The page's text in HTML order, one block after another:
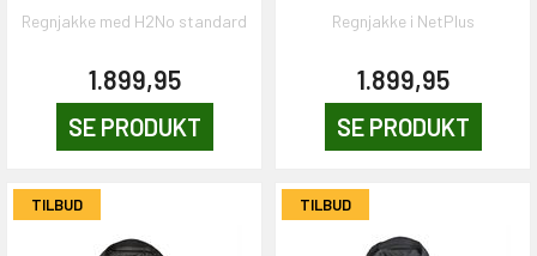
Regnjakke med H2No standard
1.899,95
SE PRODUKT
Regnjakke i NetPlus
1.899,95
SE PRODUKT
TILBUD TILBUD